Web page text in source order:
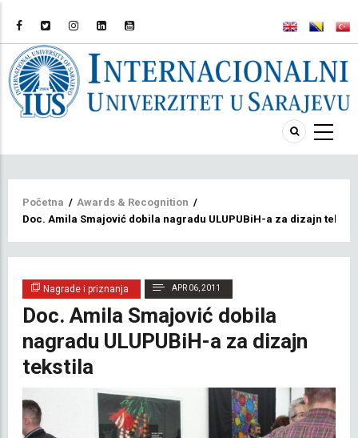
Breadcrumb
Početna / Awards & Recognition /
Doc. Amila Smajović dobila nagradu ULUPUBiH-a za dizajn
Nagrade i priznanja APR 06, 2011
Doc. Amila Smajović dobila
nagradu ULUPUBiH-a za dizajn
tekstila